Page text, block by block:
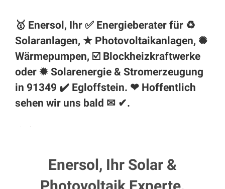
🥇 Enersol, Ihr ✅ Energieberater für ♻
Solaranlagen, ★ Photovoltaikanlagen, ✺
Wärmepumpen, ☑️ Blockheizkraftwerke
oder ✹ Solarenergie & Stromerzeugung
in 91349 ✔️ Egloffstein. ❤ Hoffentlich
sehen wir uns bald ✉ ✔.
Enersol, Ihr Solar &